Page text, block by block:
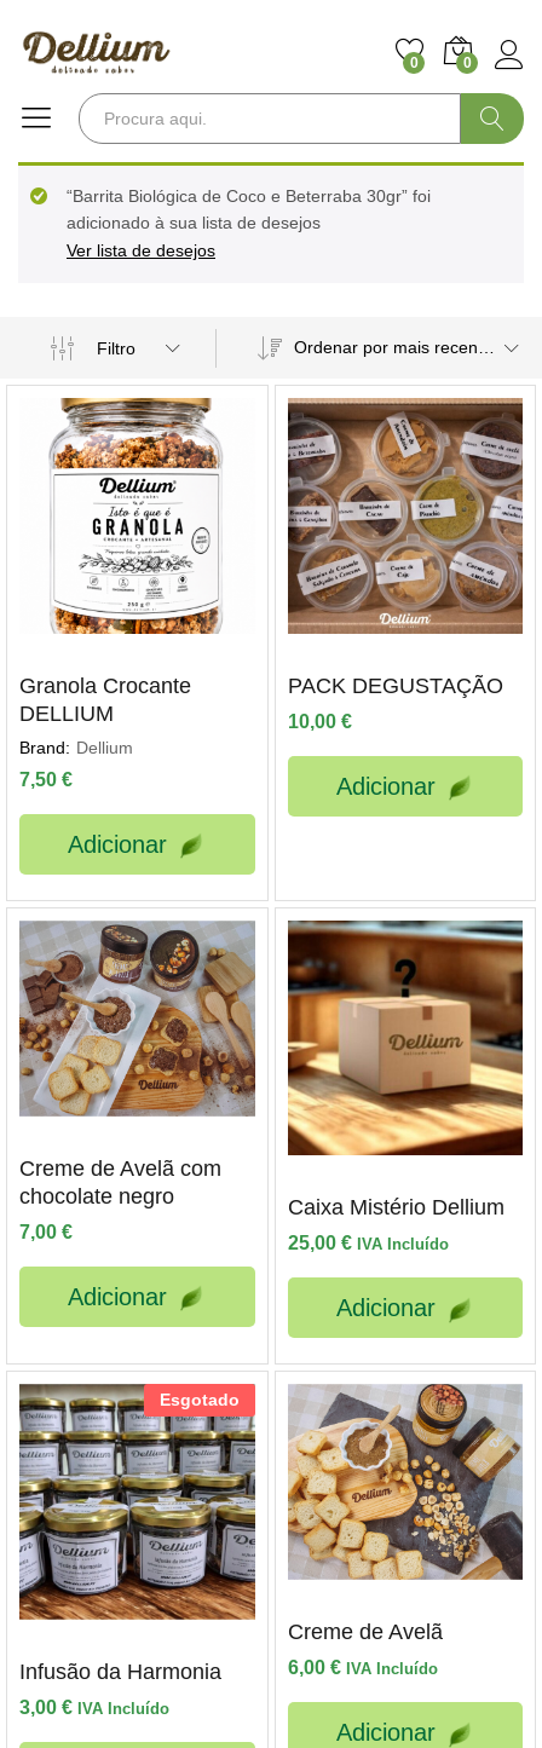
0 0
Ver lista de desejos
“Barrita Biológica de Coco e Beterraba 30gr” foi
adicionado à sua lista de desejos
Filtro
Granola Crocante
DELLIUM
Brand: Dellium
7,50 €
Adicionar
PACK DEGUSTAÇÃO
10,00 €
Adicionar
Creme de Avelã com
chocolate negro
7,00 €
Adicionar
Caixa Mistério Dellium
25,00 € IVA Incluído
Adicionar
Esgotado
Infusão da Harmonia
3,00 € IVA Incluído
Creme de Avelã
6,00 € IVA Incluído
Adicionar